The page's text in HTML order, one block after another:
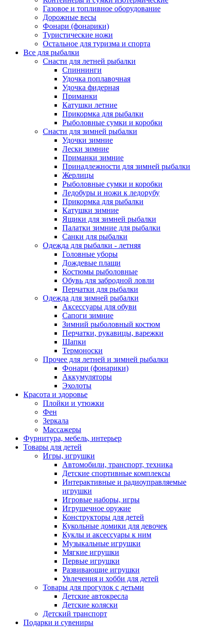
Газовое и топливное оборудование
Дорожные весы
Фонари (фонарики)
Туристические ножи
Остальное для туризма и спорта
Все для рыбалки
Снасти для летней рыбалки
Спиннинги
Удочка поплавочная
Удочка фидерная
Приманки
Катушки летние
Прикормка для рыбалки
Рыболовные сумки и коробки
Снасти для зимней рыбалки
Удочки зимние
Лески зимние
Приманки зимние
Принадлежности для зимней рыбалки
Жерлицы
Рыболовные сумки и коробки
Ледобуры и ножи к ледорубу
Прикормка для рыбалки
Катушки зимние
Ящики для зимней рыбалки
Палатки зимние для рыбалки
Санки для рыбалки
Одежда для рыбалки - летняя
Головные уборы
Дождевые плащи
Костюмы рыболовные
Обувь для забродной ловли
Перчатки для рыбалки
Одежда для зимней рыбалки
Аксессуары для обуви
Сапоги зимние
Зимний рыболовный костюм
Перчатки, рукавицы, варежки
Шапки
Термоноски
Прочее для летней и зимней рыбалки
Фонари (фонарики)
Аккумуляторы
Эхолоты
Красота и здоровье
Плойки и утюжки
Фен
Зеркала
Массажеры
Фурнитура, мебель, интерьер
Товары для детей
Игры, игрушки
Автомобили, транспорт, техника
Детские спортивные комплексы
Интерактивные и радиоуправляемые
игрушки
Игровые наборы, игры
Игрушечное оружие
Конструкторы для детей
Кукольные домики для девочек
Куклы и аксессуары к ним
Музыкальные игрушки
Мягкие игрушки
Первые игрушки
Развивающие игрушки
Увлечения и хобби для детей
Товары для прогулок с детьми
Детские автокресла
Детские коляски
Детский транспорт
Подарки и сувениры